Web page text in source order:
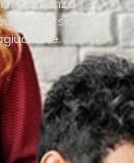
l’efficienza
misura sia in